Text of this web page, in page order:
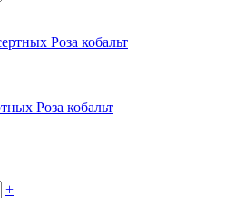
Роза кобальт
+